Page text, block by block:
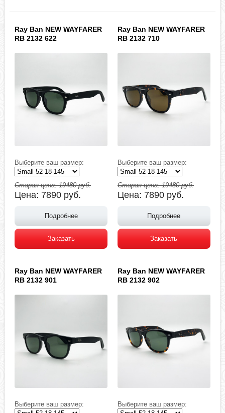
Ray Ban NEW WAYFARER
RB 2132 622
Выберите ваш размер:
Старая цена:19480руб.
Цена: 7890 руб.
Подробнее
Заказать
Ray Ban NEW WAYFARER
RB 2132 710
Выберите ваш размер:
Старая цена:19480руб.
Цена: 7890 руб.
Подробнее
Заказать
Ray Ban NEW WAYFARER
RB 2132 901
Выберите ваш размер:
Ray Ban NEW WAYFARER
RB 2132 902
Выберите ваш размер: